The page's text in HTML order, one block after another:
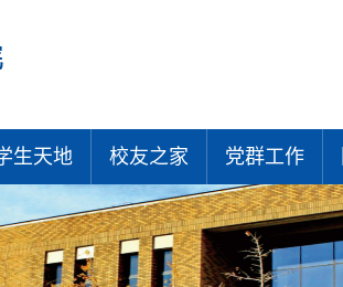
生天地 校友之家 党群工作